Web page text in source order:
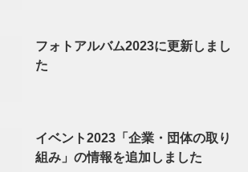
フォトアルバム2023に更新しまし
た
イベント2023「企業・団体の取り
組み」の情報を追加しました